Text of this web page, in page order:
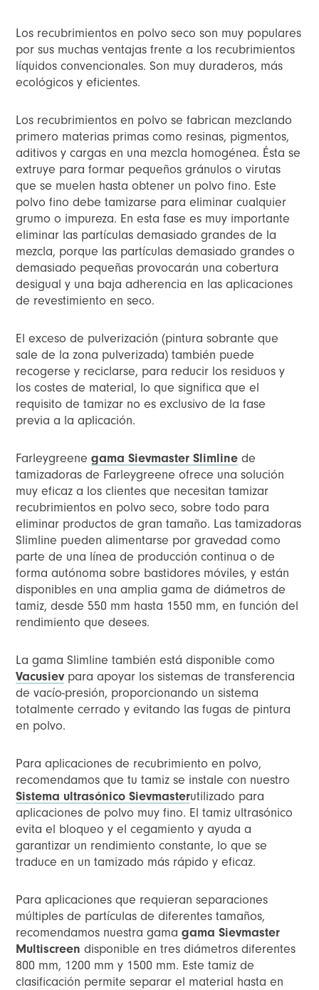
Los recubrimientos en polvo seco son muy populares
por sus muchas ventajas frente a los recubrimientos
líquidos convencionales. Son muy duraderos, más
ecológicos y eficientes.
Los recubrimientos en polvo se fabrican mezclando
primero materias primas como resinas, pigmentos,
aditivos y cargas en una mezcla homogénea. Ésta se
extruye para formar pequeños gránulos o virutas
que se muelen hasta obtener un polvo fino. Este
polvo fino debe tamizarse para eliminar cualquier
grumo o impureza. En esta fase es muy importante
eliminar las partículas demasiado grandes de la
mezcla, porque las partículas demasiado grandes o
demasiado pequeñas provocarán una cobertura
desigual y una baja adherencia en las aplicaciones
de revestimiento en seco.
El exceso de pulverización (pintura sobrante que
sale de la zona pulverizada) también puede
recogerse y reciclarse, para reducir los residuos y
los costes de material, lo que significa que el
requisito de tamizar no es exclusivo de la fase
previa a la aplicación.
Farleygreenegama Sievmaster Slimline de
tamizadoras de Farleygreene ofrece una solución
muy eficaz a los clientes que necesitan tamizar
recubrimientos en polvo seco, sobre todo para
eliminar productos de gran tamaño. Las tamizadoras
Slimline pueden alimentarse por gravedad como
parte de una línea de producción continua o de
forma autónoma sobre bastidores móviles, y están
disponibles en una amplia gama de diámetros de
tamiz, desde 550 mm hasta 1550 mm, en función del
rendimiento que desees.
La gama Slimline también está disponible como
Vacusievpara apoyar los sistemas de transferencia
de vacío-presión, proporcionando un sistema
totalmente cerrado y evitando las fugas de pintura
en polvo.
Para aplicaciones de recubrimiento en polvo,
recomendamos que tu tamiz se instale con nuestro
Sistema ultrasónico Sievmasterutilizado para
aplicaciones de polvo muy fino. El tamiz ultrasónico
evita el bloqueo y el cegamiento y ayuda a
garantizar un rendimiento constante, lo que se
traduce en un tamizado más rápido y eficaz.
Para aplicaciones que requieran separaciones
múltiples de partículas de diferentes tamaños,
recomendamos nuestra gamagama Sievmaster
Multiscreen disponible en tres diámetros diferentes
800 mm, 1200 mm y 1500 mm. Este tamiz de
clasificación permite separar el material hasta en